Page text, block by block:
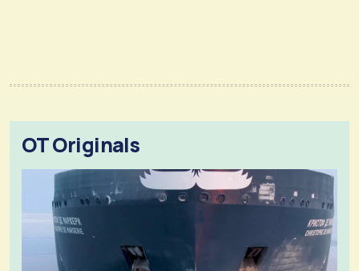
OT Originals